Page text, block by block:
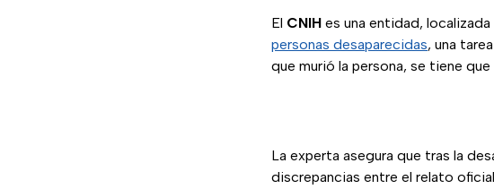
El CNIH es una entidad,
personas desaparecidas, una
que murió la persona, se tiene
La experta asegura que tras la
discrepancias entre el relato